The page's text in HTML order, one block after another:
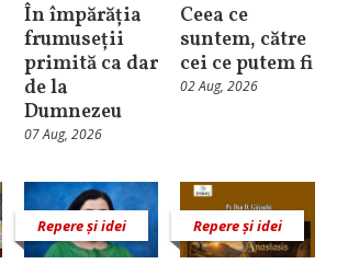
În împărăția
frumuseții
primită ca dar
de la
Dumnezeu
07 Aug, 2026
Ceea ce
suntem, către
cei ce putem fi
02 Aug, 2026
Repere și idei Repere și idei